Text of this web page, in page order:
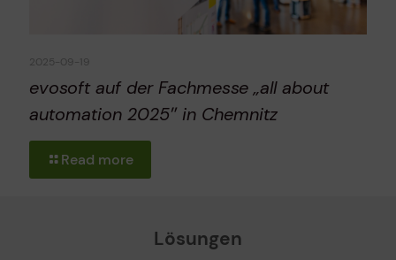
2025-09-19
evosoft auf der Fachmesse „all about
automation 2025″ in Chemnitz
Read more
Lösungen